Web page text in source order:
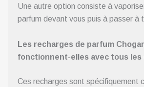
Une autre option consiste à
parfum devant vous puis à passer à
Les recharges de parfum
fonctionnent-elles avec tous les
Ces recharges sont spécifiquement